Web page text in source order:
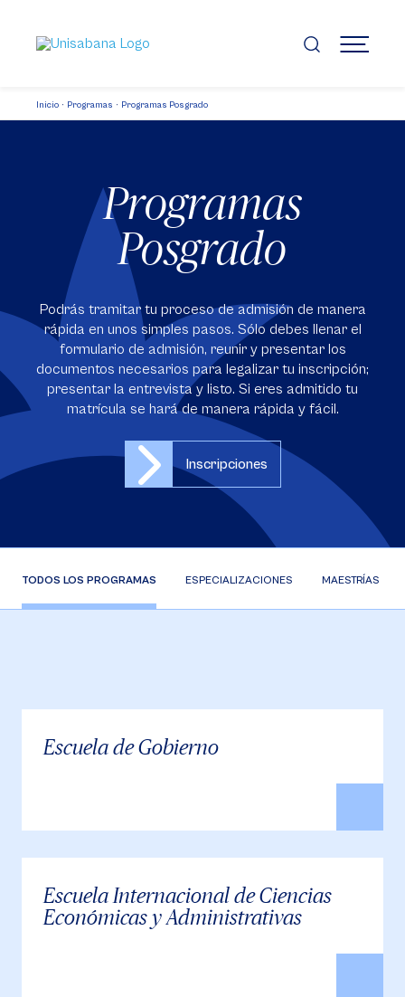
contenido
principal
MENÚ
Inicio Programas Programas Posgrado
Programas
Posgrado
Podrás tramitar tu proceso de admisión de manera
rápida en unos simples pasos. Sólo debes llenar el
formulario de admisión, reunir y presentar los
documentos necesarios para legalizar tu inscripción;
presentar la entrevista y listo. Si eres admitido tu
matrícula se hará de manera rápida y fácil.
Inscripciones
TODOS LOS PROGRAMAS ESPECIALIZACIONES MAESTRÍAS
Escuela de Gobierno
Escuela Internacional de Ciencias
Económicas y Administrativas